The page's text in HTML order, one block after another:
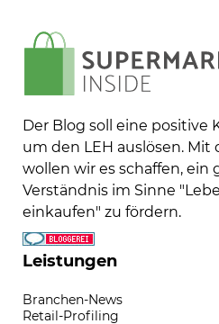
Der Blog soll eine positive
um den LEH auslösen. Mit
wollen wir es schaffen, ein
Verständnis im Sinne
einkaufen" zu fördern.
Leistungen
Branchen-News
Retail-Profiling